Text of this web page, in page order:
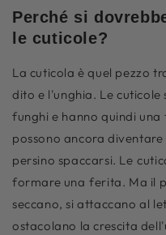
Perché si
le cuticole?
La cuticola è quel pezzo
dito e l'unghia. Le
funghi e hanno quindi
possono ancora
persino spaccarsi. Le
formare una ferita. Ma il
seccano, si attaccano al
ostacolano la crescita